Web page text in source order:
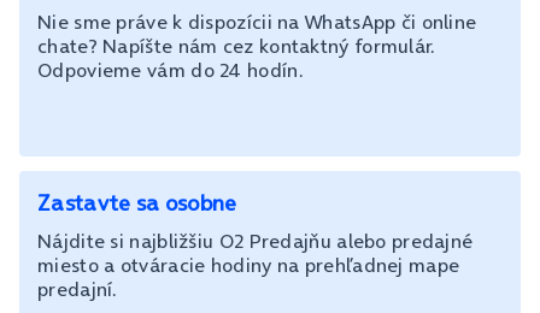
Nie sme práve k dispozícii na WhatsApp či online
chate? Napíšte nám cez kontaktný formulár.
Odpovieme vám do 24 hodín.
Zastavte sa osobne
Nájdite si najbližšiu O2 Predajňu alebo predajné
miesto a otváracie hodiny na prehľadnej mape
predajní.